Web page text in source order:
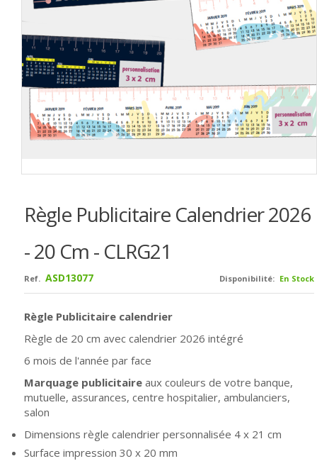
Règle Publicitaire Calendrier 2026
- 20 Cm - CLRG21
Disponibilité: En Stock
Ref. ASD13077
Règle Publicitaire calendrier
Règle de 20 cm avec calendrier 2026 intégré
6 mois de l'année par face
Marquage publicitaire aux couleurs de votre banque,
mutuelle, assurances, centre hospitalier, ambulanciers,
salon
Dimensions règle calendrier personnalisée 4 x 21 cm
Surface impression 30 x 20 mm